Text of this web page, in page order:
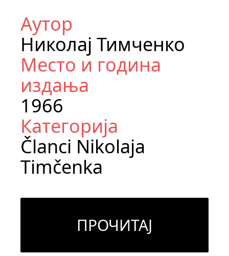
Аутор
Николај Тимченко
Место и година
издања
1966
Категорија
Članci Nikolaja
Timčenka
ПРОЧИТАЈ